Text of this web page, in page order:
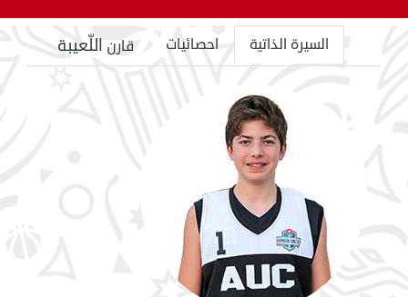
السيرة الذاتية احصائيات قارن اللّعيبة